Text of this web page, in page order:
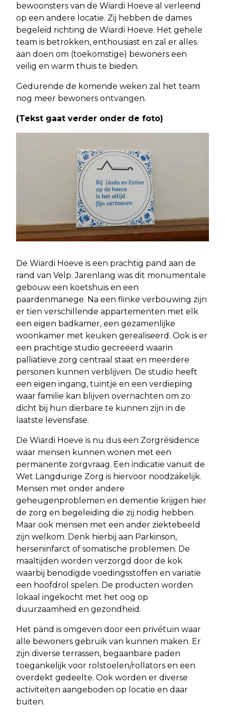
bewoonsters van de Wiardi Hoeve al verleend
op een andere locatie. Zij hebben de dames
begeleid richting de Wiardi Hoeve. Het gehele
team is betrokken, enthousiast en zal er alles
aan doen om (toekomstige) bewoners een
veilig en warm thuis te bieden.
Gedurende de komende weken zal het team
nog meer bewoners ontvangen.
(Tekst gaat verder onder de foto)
De Wiardi Hoeve is een prachtig pand aan de
rand van Velp. Jarenlang was dit monumentale
gebouw een koetshuis en een
paardenmanege. Na een flinke verbouwing zijn
er tien verschillende appartementen met elk
een eigen badkamer, een gezamenlijke
woonkamer met keuken gerealiseerd. Ook is er
een prachtige studio gecreëerd waarin
palliatieve zorg centraal staat en meerdere
personen kunnen verblijven. De studio heeft
een eigen ingang, tuintje en een verdieping
waar familie kan blijven overnachten om zo
dicht bij hun dierbare te kunnen zijn in de
laatste levensfase.
De Wiardi Hoeve is nu dus een Zorgrésidence
waar mensen kunnen wonen met een
permanente zorgvraag. Een indicatie vanuit de
Wet Langdurige Zorg is hiervoor noodzakelijk.
Mensen met onder andere
geheugenproblemen en dementie krijgen hier
de zorg en begeleiding die zij nodig hebben.
Maar ook mensen met een ander ziektebeeld
zijn welkom. Denk hierbij aan Parkinson,
herseninfarct of somatische problemen. De
maaltijden worden verzorgd door de kok
waarbij benodigde voedingsstoffen en variatie
een hoofdrol spelen. De producten worden
lokaal ingekocht met het oog op
duurzaamheid en gezondheid.
Het pand is omgeven door een privétuin waar
alle bewoners gebruik van kunnen maken. Er
zijn diverse terrassen, begaanbare paden
toegankelijk voor rolstoelen/rollators en een
overdekt gedeelte. Ook worden er diverse
activiteiten aangeboden op locatie en daar
buiten.